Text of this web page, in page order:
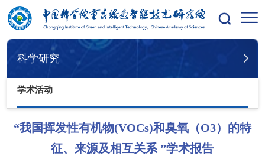
您的位置：首页 科学研究 学术活动
科学研究
学术活动
“我国挥发性有机物(VOCs)和臭氧（O3）的特
征、来源及相互关系 ”学术报告